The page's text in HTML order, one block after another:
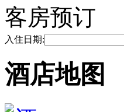
客房预订
入住日期:
酒店地图